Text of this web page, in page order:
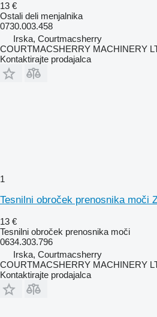
13 €
Ostali deli menjalnika
0730.003.458
Irska, Courtmacsherry
COURTMACSHERRY MACHINERY
Kontaktirajte prodajalca
1
Tesnilni obroček prenosnika moči
13 €
Tesnilni obroček prenosnika moči
0634.303.796
Irska, Courtmacsherry
COURTMACSHERRY MACHINERY
Kontaktirajte prodajalca